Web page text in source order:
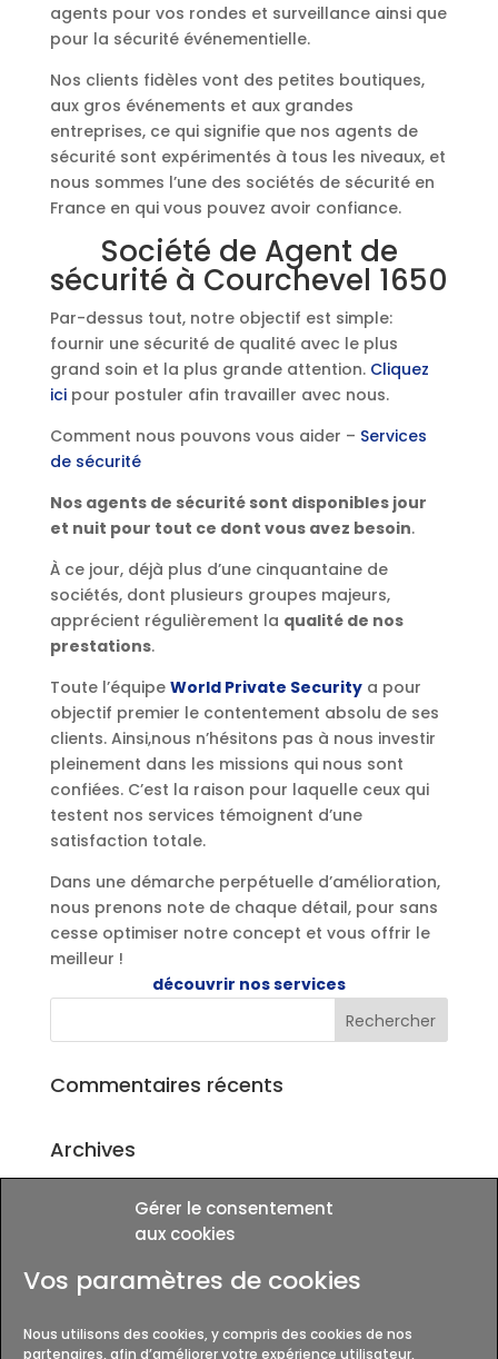
Gérer le consentement
aux cookies
Vos paramètres de cookies
Nous utilisons des cookies, y compris des cookies de nos
partenaires, afin d’améliorer votre expérience utilisateur,
agents pour vos rondes et surveillance ainsi que
pour la sécurité événementielle.
Nos clients fidèles vont des petites boutiques,
aux gros événements et aux grandes
entreprises, ce qui signifie que nos agents de
sécurité sont expérimentés à tous les niveaux, et
nous sommes l’une des sociétés de sécurité en
France en qui vous pouvez avoir confiance.
Société de Agent de
sécurité à Courchevel 1650
Par-dessus tout, notre objectif est simple:
fournir une sécurité de qualité avec le plus
grand soin et la plus grande attention. Cliquez
icipour postuler afin travailler avec nous.
Comment nous pouvons vous aider – Services
de sécurité
Nos agents de sécurité sont disponibles jour
et nuit pour tout ce dont vous avez besoin.
À ce jour, déjà plus d’une cinquantaine de
sociétés, dont plusieurs groupes majeurs,
apprécient régulièrement la qualité de nos
prestations.
Toute l’équipe World Private Securitya pour
objectif premier le contentement absolu de ses
clients. Ainsi,nous n’hésitons pas à nous investir
pleinement dans les missions qui nous sont
confiées. C’est la raison pour laquelle ceux qui
testent nos services témoignent d’une
satisfaction totale.
Dans une démarche perpétuelle d’amélioration,
nous prenons note de chaque détail, pour sans
cesse optimiser notre concept et vous offrir le
meilleur !
découvrir nos services
Commentaires récents
Archives
Catégories
Aucune catégorie
Méta
Connexion